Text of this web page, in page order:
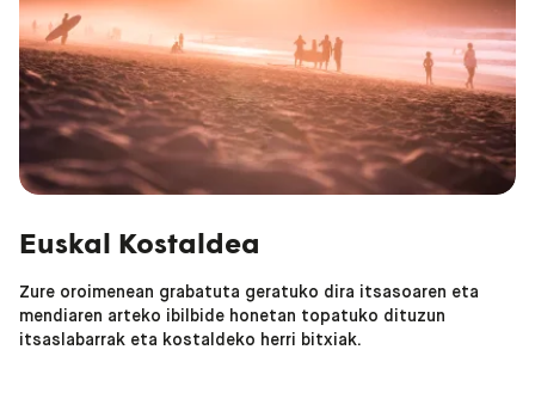
Euskal Kostaldea
Zure oroimenean grabatuta geratuko dira itsasoaren eta
mendiaren arteko ibilbide honetan topatuko dituzun
itsaslabarrak eta kostaldeko herri bitxiak.